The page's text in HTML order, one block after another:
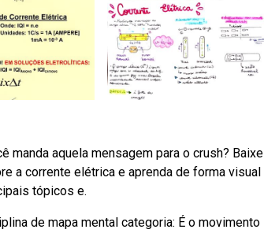
manda aquela mensagem para o crush? Baixe
a corrente elétrica e aprenda de forma visual
tópicos e.
de mapa mental categoria: É o movimento